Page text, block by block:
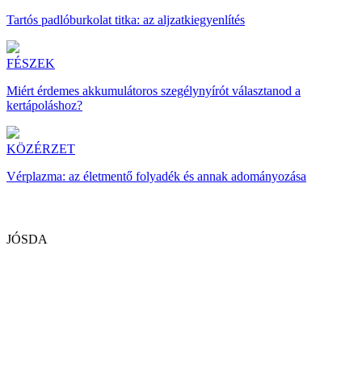
Tartós padlóburkolat titka: az aljzatkiegyenlítés
FÉSZEK
Miért érdemes akkumulátoros szegélynyírót választanod a
kertápoláshoz?
KÖZÉRZET
Vérplazma: az életmentő folyadék és annak adományozása
JÓSDA